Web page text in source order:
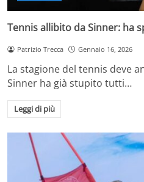
Tennis allibito da Sinner: ha
Patrizio Trecca Gennaio 16, 2026
La stagione del tennis deve
Sinner ha già stupito tutti…
Leggi di più